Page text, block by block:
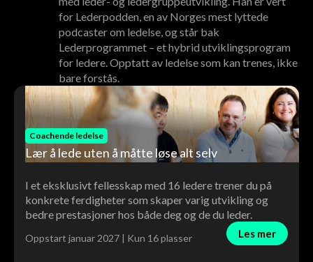
for Lederpodden, en av Norges mest lyttede
podcaster om ledelse, og står bak
Lederprogrammet – et hybrid utviklingsprogram
for ledere. Opptatt av ledelse som kan trenes, ikke
bare forstås.
Coachende ledelse
Lær å lede uten å måtte løse alt selv
I et eksklusivt fellesskap med 16 ledere trener du på
konkrete ferdigheter som skaper varig utvikling og
bedre prestasjoner hos både deg og de du leder.
Oppstart januar 2027 | Kun 16 plasser Les mer